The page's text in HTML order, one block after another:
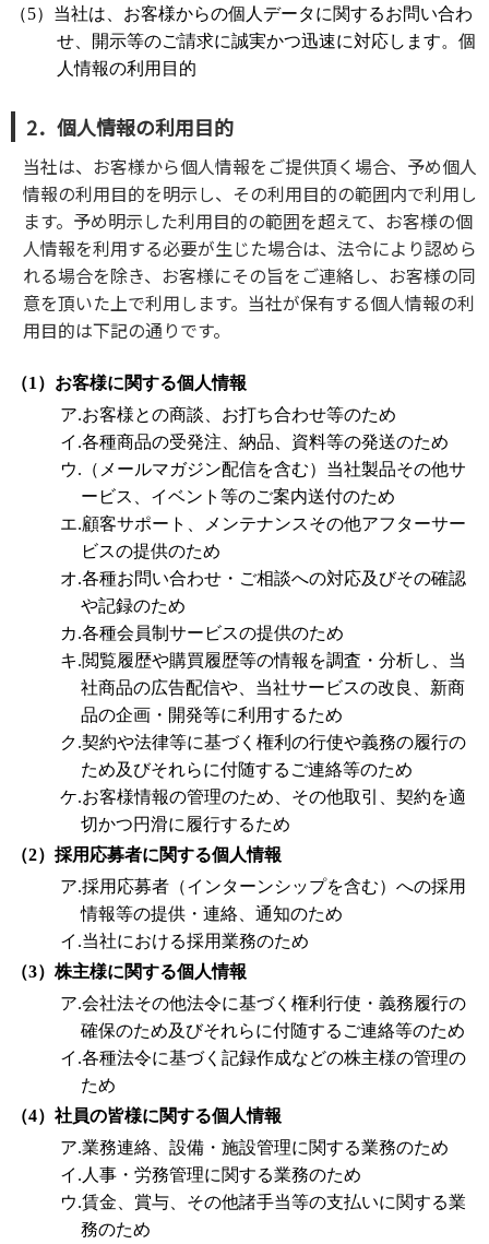
（5）当社は、お客様からの個人データに関するお問い合わ
せ、開示等のご請求に誠実かつ迅速に対応します。個
人情報の利用目的
2．個人情報の利用目的
当社は、お客様から個人情報をご提供頂く場合、予め個人
情報の利用目的を明示し、その利用目的の範囲内で利用し
ます。予め明示した利用目的の範囲を超えて、お客様の個
人情報を利用する必要が生じた場合は、法令により認めら
れる場合を除き、お客様にその旨をご連絡し、お客様の同
意を頂いた上で利用します。当社が保有する個人情報の利
用目的は下記の通りです。
（1）お客様に関する個人情報
ア.お客様との商談、お打ち合わせ等のため
イ.各種商品の受発注、納品、資料等の発送のため
ウ.（メールマガジン配信を含む）当社製品その他サ
ービス、イベント等のご案内送付のため
エ.顧客サポート、メンテナンスその他アフターサー
ビスの提供のため
オ.各種お問い合わせ・ご相談への対応及びその確認
や記録のため
カ.各種会員制サービスの提供のため
キ.閲覧履歴や購買履歴等の情報を調査・分析し、当
社商品の広告配信や、当社サービスの改良、新商
品の企画・開発等に利用するため
ク.契約や法律等に基づく権利の行使や義務の履行の
ため及びそれらに付随するご連絡等のため
ケ.お客様情報の管理のため、その他取引、契約を適
切かつ円滑に履行するため
（2）採用応募者に関する個人情報
ア.採用応募者（インターンシップを含む）への採用
情報等の提供・連絡、通知のため
イ.当社における採用業務のため
（3）株主様に関する個人情報
ア.会社法その他法令に基づく権利行使・義務履行の
確保のため及びそれらに付随するご連絡等のため
イ.各種法令に基づく記録作成などの株主様の管理の
ため
（4）社員の皆様に関する個人情報
ア.業務連絡、設備・施設管理に関する業務のため
イ.人事・労務管理に関する業務のため
ウ.賃金、賞与、その他諸手当等の支払いに関する業
務のため